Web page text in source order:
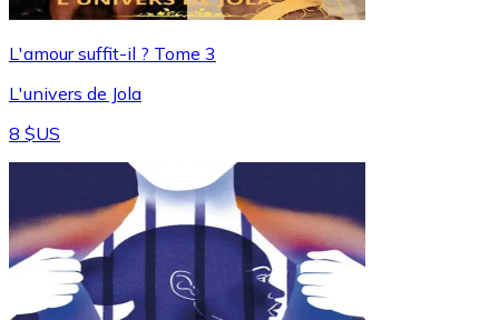
L'amour suffit-il ? Tome 3
L'univers de Jola
8 $US